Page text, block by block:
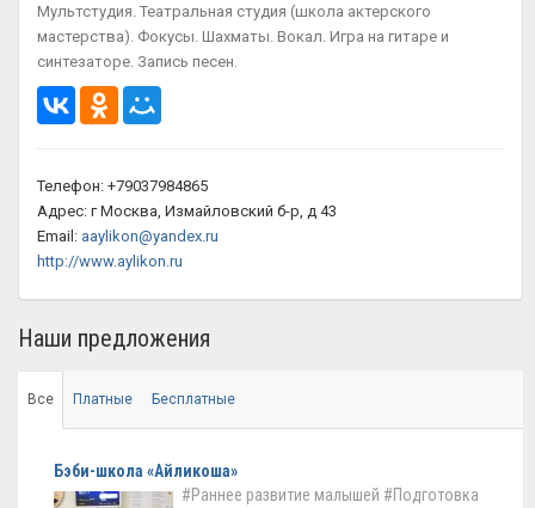
Мультстудия. Театральная студия (школа актерского
мастерства). Фокусы. Шахматы. Вокал. Игра на гитаре и
синтезаторе. Запись песен.
Телефон: +79037984865
Адрес: г Москва, Измайловский б-р, д 43
Email: aaylikon@yandex.ru
http://www.aylikon.ru
Наши предложения
Все Платные Бесплатные
Бэби-школа «Айликоша»
#Раннее развитие малышей #Подготовка